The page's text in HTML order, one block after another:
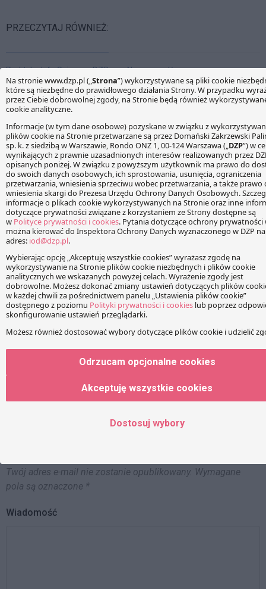
PRZECZYTAJ RÓWNIEŻ:
Praktyka Life Sciences DZP
ponownie na szczycie
rankingu Chambers Europe
Z przyjemnością
Sciences DZP po raz kolejny
znalazł się na szczycie
rankingu Chambers Europe.
Nasz zespół
rekomendowany w rankingu
Chambers Europe 2012!
W kolejnym już rankingu
Europe nasz zespół został
wyróżniony rekomendacją
(druga zakładka) w
specjalizacji "Life Sciences".
Osobiście wyróżnieni zostali
dr hab. Marcin Matczak
(pierwsza zakładka w
rankingu indywidualnym)
oraz Michał Czarnuch
(kategoria "up and coming".
piszą o nas: THE FIRM This
prominent team…
Praktyka Life Sciences DZP
nominowana do nagród
rankingu LMG Life Sciences
Europe 2021
Z przyjemnością
informujemy, że Praktyka
Life Sciences DZP
została nominowana do
dwóch nagród rankingu LMG
Life Sciences Europe 2021.
Tomasz Kaczyński
Twój adres e-mail nie zostanie opublikowany. Wymagane
pola są oznaczone *
Wiadomość
Odrzucam opcjonalne cookies
Akceptuję wszystkie cookies
Dostosuj wybory